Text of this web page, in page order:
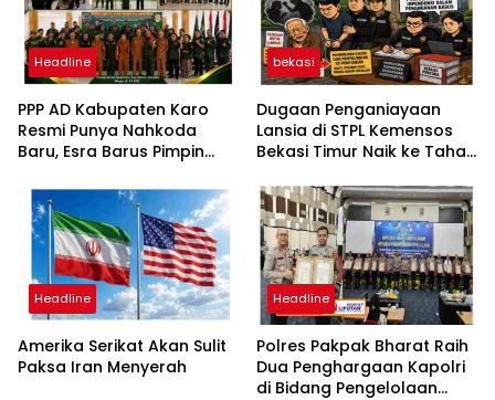
Headline
PPP AD Kabupaten Karo
Resmi Punya Nahkoda
Baru, Esra Barus Pimpin
bekasi
Dugaan Penganiayaan
Lansia di STPL Kemensos
Bekasi Timur Naik ke Tahap
Minta Proses Transparan
dan Bebas Intervensi
Headline
Amerika Serikat Akan Sulit
Paksa Iran Menyerah
Headline
Polres Pakpak Bharat Raih
Dua Penghargaan Kapolri
di Bidang Pengelolaan